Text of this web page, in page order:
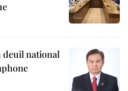
deuil national